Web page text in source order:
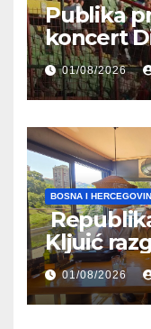
Publika
koncert
Koševu
01/08/2026
BOSNA I
Kljuić
01/08/2026